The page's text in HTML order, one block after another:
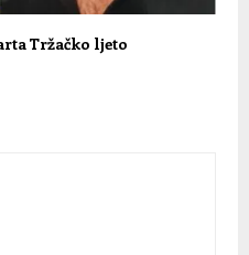
Tržačko ljeto